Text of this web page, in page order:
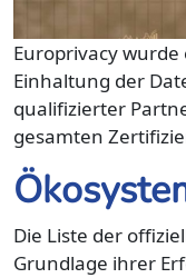
Europrivacy
Einhaltung der
qualifizierter
gesamten
Die Liste der
Grundlage ihrer